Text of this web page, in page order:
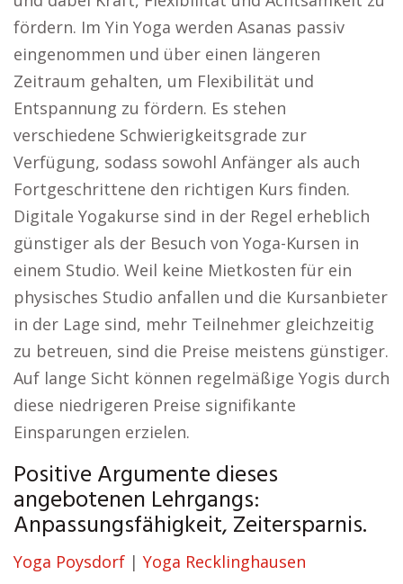
fördern. Im Yin Yoga werden Asanas passiv
eingenommen und über einen längeren
Zeitraum gehalten, um Flexibilität und
Entspannung zu fördern. Es stehen
verschiedene Schwierigkeitsgrade zur
Verfügung, sodass sowohl Anfänger als auch
Fortgeschrittene den richtigen Kurs finden.
Digitale Yogakurse sind in der Regel erheblich
günstiger als der Besuch von Yoga-Kursen in
einem Studio. Weil keine Mietkosten für ein
physisches Studio anfallen und die Kursanbieter
in der Lage sind, mehr Teilnehmer gleichzeitig
zu betreuen, sind die Preise meistens günstiger.
Auf lange Sicht können regelmäßige Yogis durch
diese niedrigeren Preise signifikante
Einsparungen erzielen.
Positive Argumente dieses
angebotenen Lehrgangs:
Anpassungsfähigkeit, Zeitersparnis.
Yoga Poysdorf | Yoga Recklinghausen